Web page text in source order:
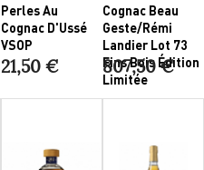
Perles Au
Cognac D'Ussé
VSOP
21,50 €
Cognac Beau
Geste/Rémi
Landier Lot 73
Fins Bois Édition
Limitée
807,50 €